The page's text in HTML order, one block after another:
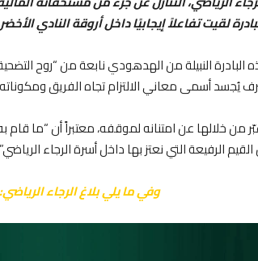
لقيت تفاعلاً إيجابيًا داخل أروقة النادي
البادرة النبيلة من الهدهودي نابعة من “روح
يُجسد أسمى معاني الالتزام تجاه الفريق
من خلالها عن امتنانه لموقفه، معتبراً أن “ما قام
الرفيعة التي نعتز بها داخل أسرة الرجاء
وفي ما يلي بلاغ الرجاء الرياضي: